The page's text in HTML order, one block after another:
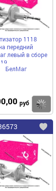
1118
передний
левый в сборе
БелМаг
руб